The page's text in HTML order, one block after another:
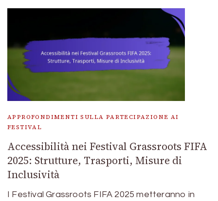
APPROFONDIMENTI SULLA PARTECIPAZIONE AI
FESTIVAL
Accessibilità nei Festival Grassroots FIFA
2025: Strutture, Trasporti, Misure di
Inclusività
I Festival Grassroots FIFA 2025 metteranno in